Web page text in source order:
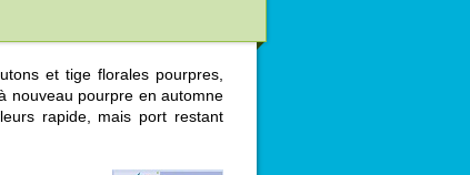
et tige florales pourpres,
nouveau pourpre en automne
rapide, mais port restant